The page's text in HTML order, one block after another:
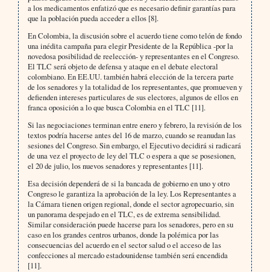
a los medicamentos enfatizó que es necesario definir garantías para
que la población pueda acceder a ellos [8].
En Colombia, la discusión sobre el acuerdo tiene como telón de fondo
una inédita campaña para elegir Presidente de la República -por la
novedosa posibilidad de reelección- y representantes en el Congreso.
El TLC será objeto de defensa y ataque en el debate electoral
colombiano. En EE.UU. también habrá elección de la tercera parte
de los senadores y la totalidad de los representantes, que promueven y
defienden intereses particulares de sus electores, algunos de ellos en
franca oposición a lo que busca Colombia en el TLC [11].
Si las negociaciones terminan entre enero y febrero, la revisión de los
textos podría hacerse antes del 16 de marzo, cuando se reanudan las
sesiones del Congreso. Sin embargo, el Ejecutivo decidirá si radicará
de una vez el proyecto de ley del TLC o espera a que se posesionen,
el 20 de julio, los nuevos senadores y representantes [11].
Esa decisión dependerá de si la bancada de gobierno en uno y otro
Congreso le garantiza la aprobación de la ley. Los Representantes a
la Cámara tienen origen regional, donde el sector agropecuario, sin
un panorama despejado en el TLC, es de extrema sensibilidad.
Similar consideración puede hacerse para los senadores, pero en su
caso en los grandes centros urbanos, donde la polémica por las
consecuencias del acuerdo en el sector salud o el acceso de las
confecciones al mercado estadounidense también será encendida
[11].